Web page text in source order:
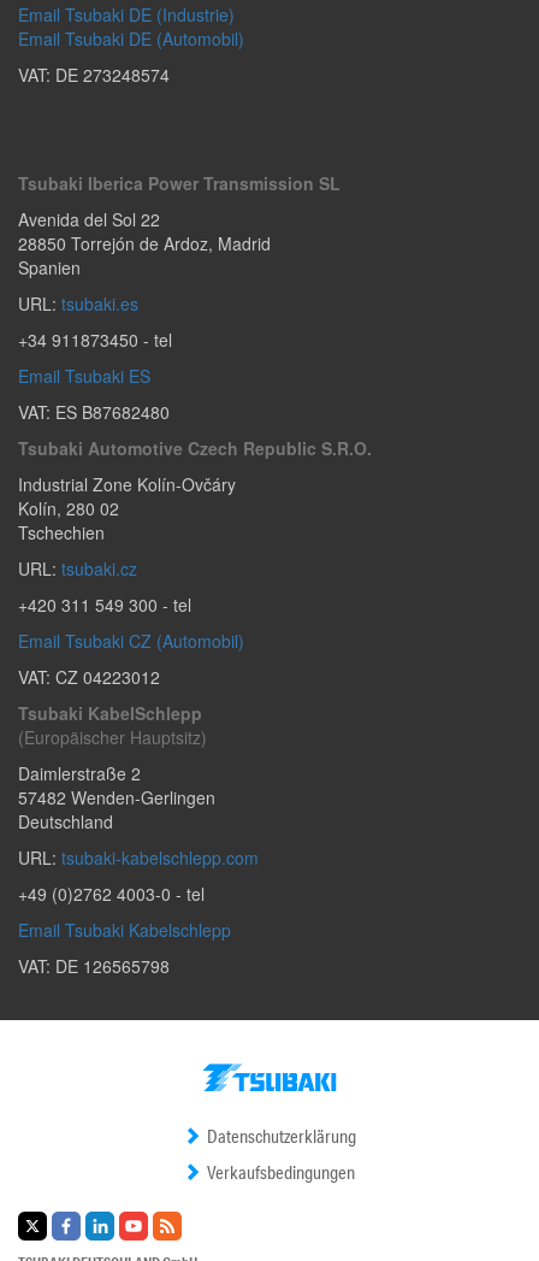
Email Tsubaki DE (Industrie)
Email Tsubaki DE (Automobil)
VAT: DE 273248574
Tsubaki Iberica Power Transmission SL
Avenida del Sol 22
28850 Torrejón de Ardoz, Madrid
Spanien
URL: tsubaki.es
+34 911873450 - tel
Email Tsubaki ES
VAT: ES B87682480
Tsubaki Automotive Czech Republic S.r.o.
Industrial Zone Kolín-Ovčáry
Kolín, 280 02
Tschechien
URL: tsubaki.cz
+420 311 549 300 - tel
Email Tsubaki CZ (Automobil)
VAT: CZ 04223012
Tsubaki KabelSchlepp
(Europäischer Hauptsitz)
Daimlerstraße 2
57482 Wenden-Gerlingen
Deutschland
URL: tsubaki-kabelschlepp.com
+49 (0)2762 4003-0 - tel
Email Tsubaki Kabelschlepp
VAT: DE 126565798
Datenschutzerklärung
Verkaufsbedingungen